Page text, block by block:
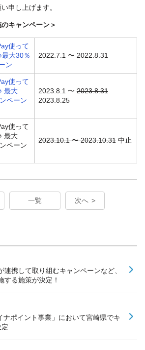
申し上げます。
キャンペーン＞
使って
大30％
ン
2022.7.1 〜 2022.8.31
使って
最大
ペーン
2023.8.1 〜 2023.8.31
2023.8.25
使って
最大
ペーン
2023.10.1 〜 2023.10.31 中止
一覧 次へ
連携して取り組むキャンペーンなど、
する施策が決定！
ナポイント事業」において宮崎県でキ